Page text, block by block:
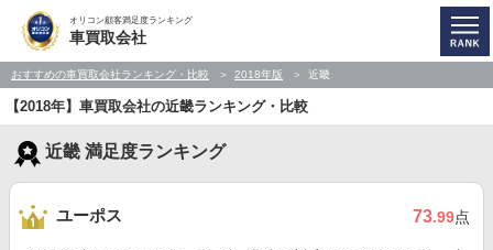
オリコン顧客満足度ランキング
車買取会社
おすすめの車買取会社ランキング・比較 2018年版 近畿
【2018年】車買取会社の近畿ランキング・比較
近畿 満足度ランキング
ユーポス 73.99点